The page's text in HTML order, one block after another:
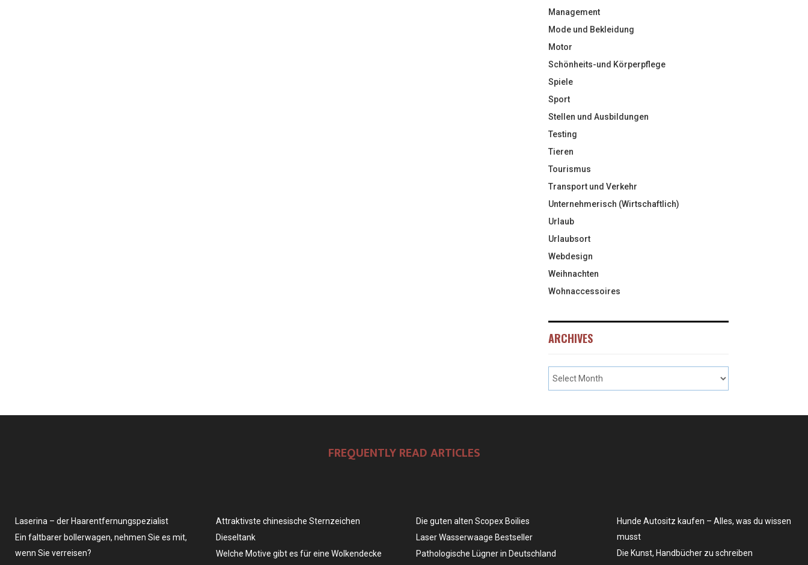
Management
Mode und Bekleidung
Motor
Schönheits-und Körperpflege
Spiele
Sport
Stellen und Ausbildungen
Testing
Tieren
Tourismus
Transport und Verkehr
Unternehmerisch (Wirtschaftlich)
Urlaub
Urlaubsort
Webdesign
Weihnachten
Wohnaccessoires
ARCHIVES
FREQUENTLY READ ARTICLES
Laserina – der Haarentfernungspezialist
Ein faltbarer bollerwagen, nehmen Sie es mit,
wenn Sie verreisen?
Attraktivste chinesische Sternzeichen
Dieseltank
Welche Motive gibt es für eine Wolkendecke
Die guten alten Scopex Boilies
Laser Wasserwaage Bestseller
Pathologische Lügner in Deutschland
Hunde Autositz kaufen – Alles, was du wissen
musst
Die Kunst, Handbücher zu schreiben